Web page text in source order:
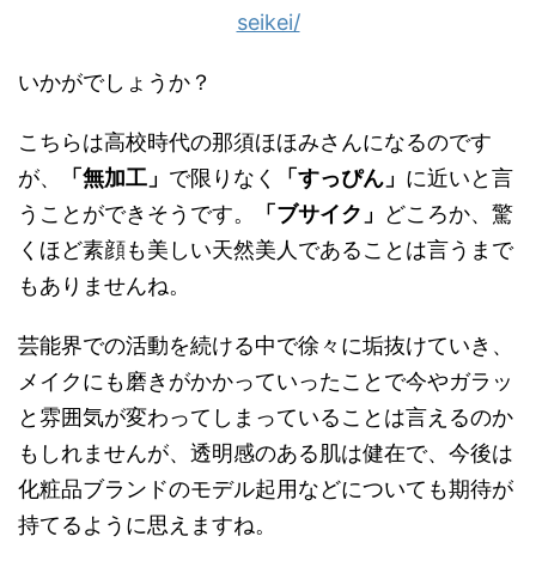
seikei/
いかがでしょうか？
こちらは高校時代の那須ほほみさんになるのです
が、
「無加工」 で限りなく 「すっぴん」 に近いと言
うことができそうです。
「ブサイク」 どころか、驚
くほど素顔も美しい天然美人であることは言うまで
もありませんね。
芸能界での活動を続ける中で徐々に垢抜けていき、
メイクにも磨きがかかっていったことで今やガラッ
と雰囲気が変わってしまっていることは言えるのか
もしれませんが、透明感のある肌は健在で、今後は
化粧品ブランドのモデル起用などについても期待が
持てるように思えますね。